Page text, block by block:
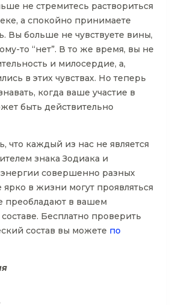
не стремитесь раствориться
а спокойно принимаете
Вы больше не чувствуете вины,
то “нет”. В то же время, вы не
и милосердие, а,
в этих чувствах. Но теперь
когда ваше участие в
быть действительно
что каждый из нас не является
знака Зодиака и
совершенно разных
ярко в жизни могут проявляться
преобладают в вашем
Бесплатно проверить
состав вы можете по